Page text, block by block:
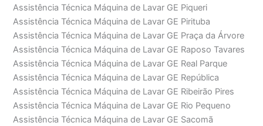
Assistência Técnica Máquina de Lavar GE Piqueri
Assistência Técnica Máquina de Lavar GE Pirituba
Assistência Técnica Máquina de Lavar GE Praça da Árvore
Assistência Técnica Máquina de Lavar GE Raposo Tavares
Assistência Técnica Máquina de Lavar GE Real Parque
Assistência Técnica Máquina de Lavar GE República
Assistência Técnica Máquina de Lavar GE Ribeirão Pires
Assistência Técnica Máquina de Lavar GE Rio Pequeno
Assistência Técnica Máquina de Lavar GE Sacomã